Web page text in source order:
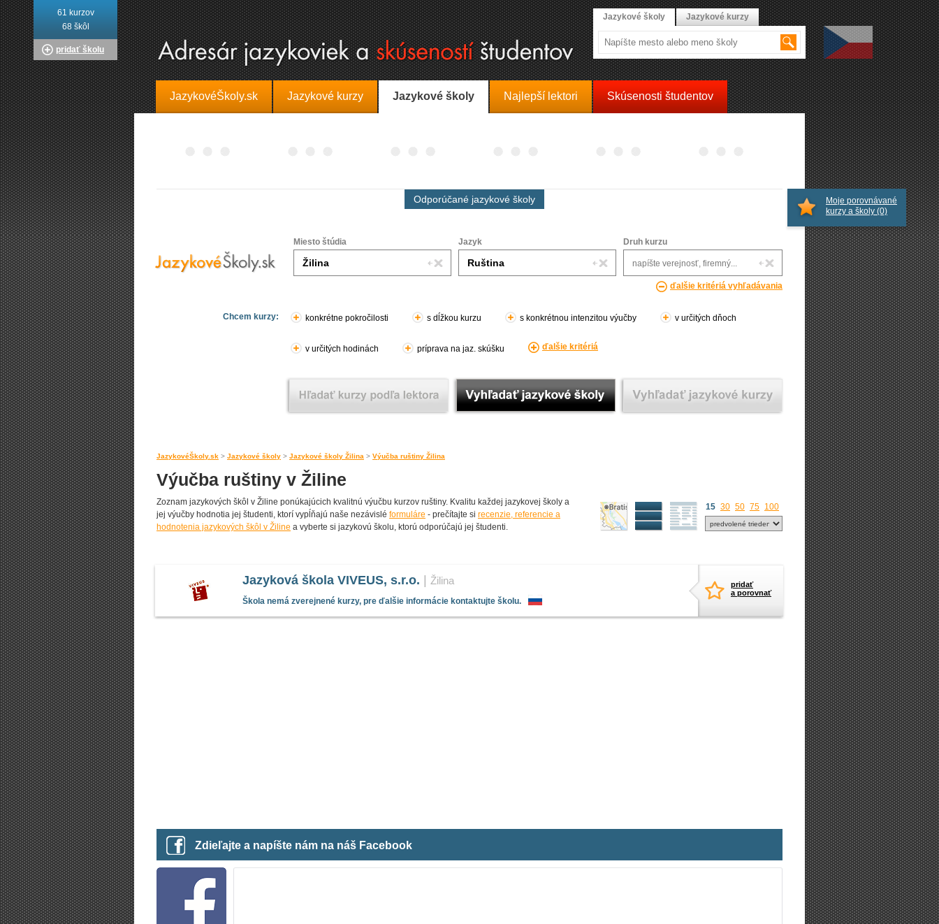
JazykovéŠkoly.sk Jazykové kurzy Jazykové školy Najlepší lektori Skúsenosti študentov
Odporúčané jazykové školy
Miesto štúdia Jazyk Druh kurzu
ďalšie kritériá vyhľadávania
Chcem kurzy: konkrétne pokročilosti s dĺžkou kurzu s konkrétnou intenzitou výučby v určitých dňoch
v určitých hodinách príprava na jaz. skúšku ďalšie kritériá
JazykovéŠkoly.sk > Jazykové školy > Jazykové školy Žilina > Výučba ruštiny Žilina
Výučba ruštiny v Žiline
Zoznam jazykových škôl v Žiline ponúkajúcich kvalitnú výučbu kurzov ruštiny. Kvalitu každej jazykovej školy a
jej výučby hodnotia jej študenti, ktorí vypĺňajú naše nezávislé formuláre - prečítajte si recenzie, referencie a
hodnotenia jazykových škôl v Žiline a vyberte si jazykovú školu, ktorú odporúčajú jej študenti.
15 30 50 75 100
pridať
a porovnať
Jazyková škola VIVEUS, s.r.o. Žilina
Škola nemá zverejnené kurzy, pre ďalšie informácie kontaktujte školu.
Zdieľajte a napíšte nám na náš Facebook
Moje porovnávané
kurzy a školy (0)
61 kurzov
68 škôl
pridať školu
Jazykové školy Jazykové kurzy